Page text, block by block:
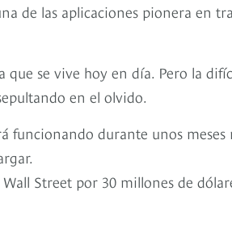
de las aplicaciones pionera en
se vive hoy en día. Pero la
en el olvido.
funcionando durante unos meses
Street por 30 millones de